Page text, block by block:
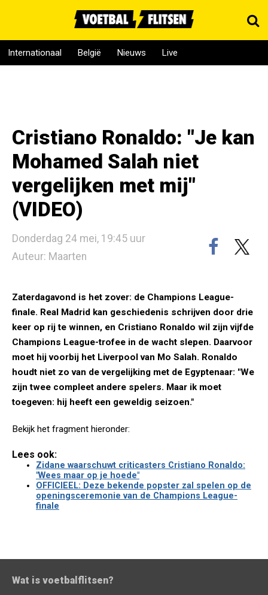
Internationaal België Nieuws Live
Cristiano Ronaldo: "Je kan
Mohamed Salah niet
vergelijken met mij"
(VIDEO)
Donderdag 24 mei, 19:45 uur
Auteur: Maarten
Zaterdagavond is het zover: de Champions League-
finale. Real Madrid kan geschiedenis schrijven door drie
keer op rij te winnen, en Cristiano Ronaldo wil zijn vijfde
Champions League-trofee in de wacht slepen. Daarvoor
moet hij voorbij het Liverpool van Mo Salah. Ronaldo
houdt niet zo van de vergelijking met de Egyptenaar: "We
zijn twee compleet andere spelers. Maar ik moet
toegeven: hij heeft een geweldig seizoen."
Bekijk het fragment hieronder:
Lees ook:
Zidane waarschuwt criticasters Cristiano Ronaldo:
"Wees maar op je hoede"
OFFICIEEL: Deze bekende popster zal spelen op de
openingsceremonie van de Champions League-
finale
Wat is voetbalflitsen?